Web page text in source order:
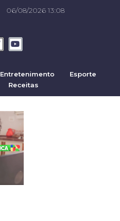
06/08/2026 13:08
Entretenimento
Esporte
Receitas